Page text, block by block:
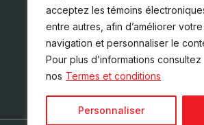
acceptez les témoins
entre autres, afin d’améliorer
navigation et personnaliser le
Pour plus d’informations consultez
nos Termes et conditions
Personnaliser